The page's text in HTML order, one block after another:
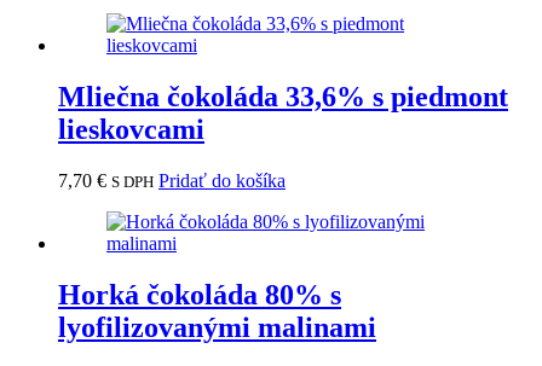
Mliečna čokoláda 33,6% s piedmont
lieskovcami
7,70 € S DPH Pridať do košíka
Horká čokoláda 80% s
lyofilizovanými malinami